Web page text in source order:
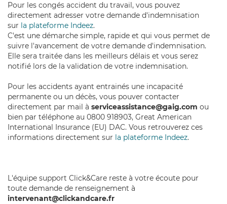
Pour les congés accident du travail, vous pouvez
directement adresser votre demande d'indemnisation
sur la plateforme Indeez.
C'est une démarche simple, rapide et qui vous permet de
suivre l'avancement de votre demande d'indemnisation.
Elle sera traitée dans les meilleurs délais et vous serez
notifié lors de la validation de votre indemnisation.
Pour les accidents ayant entrainés une incapacité
permanente ou un décès, vous pouver contacter
directement par mail à serviceassistance@gaig.com ou
bien par téléphone au 0800 918903, Great American
International Insurance (EU) DAC. Vous retrouverez ces
informations directement sur la plateforme Indeez.
L'équipe support Click&Care reste à votre écoute pour
toute demande de renseignement à
intervenant@clickandcare.fr